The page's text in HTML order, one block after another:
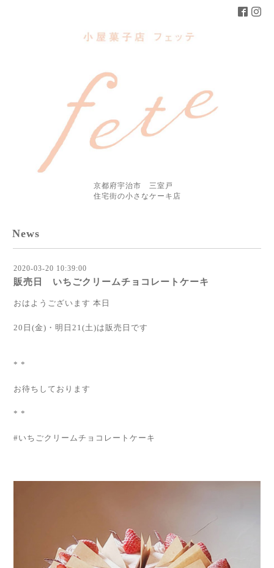
京都府宇治市 三室戸
住宅街の小さなケーキ店
News
2020-03-20 10:39:00
販売日 いちごクリームチョコレートケーキ
おはようございます 本日
20日(金)・明日21(土)は販売日です
* *
お待ちしております
* *
#いちごクリームチョコレートケーキ